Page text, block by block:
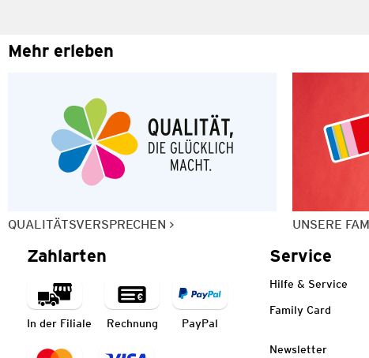
Mehr erleben
QUALITÄTSVERSPRECHEN UNSERE
Zahlarten
In der Filiale Rechnung PayPal
Service
Hilfe & Service
Family Card
Newsletter